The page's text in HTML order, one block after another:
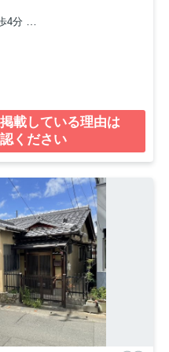
4分
載している理由は
ください